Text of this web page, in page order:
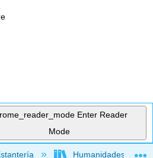
Enter Reader
Mode
jerarquía global
Humanidades